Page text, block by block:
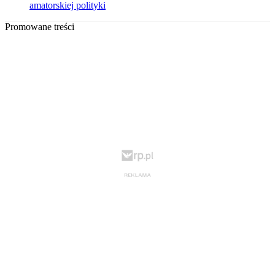
amatorskiej polityki
Promowane treści